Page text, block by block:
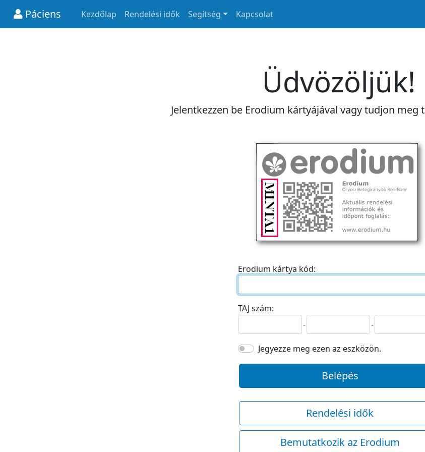
Páciens Kezdőlap Rendelési idők Segítség Kapcsolat
Üdvözöljük!
Jelentkezzen be Erodium kártyájával vagy tudjon meg
Erodium kártya kód:
TAJ szám:
-
-
Jegyezze meg ezen az eszközön.
Belépés
Rendelési idők
Bemutatkozik az Erodium